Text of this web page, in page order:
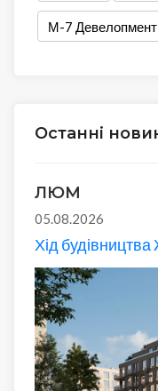
М-7 Девелопмент
Останні
ЛЮМ
05.08.2026
Хід